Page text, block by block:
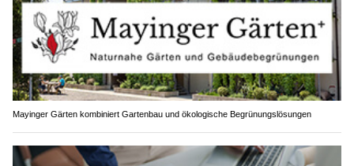
Mayinger Gärten kombiniert Gartenbau und ökologische Begrünungslösungen